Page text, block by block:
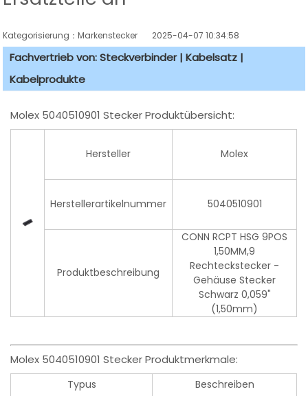
Kategorisierung：Markenstecker 2025-04-07 10:34:58
Fachvertrieb von: Steckverbinder | Kabelsatz |
Kabelprodukte
Molex 5040510901 Stecker Produktübersicht:
Hersteller Molex
Herstellerartikelnummer 5040510901
Produktbeschreibung
CONN RCPT HSG 9POS
1,50MM,9
Rechteckstecker -
Gehäuse Stecker
Schwarz 0,059"
(1,50mm)
Molex 5040510901 Stecker Produktmerkmale:
Typus Beschreiben